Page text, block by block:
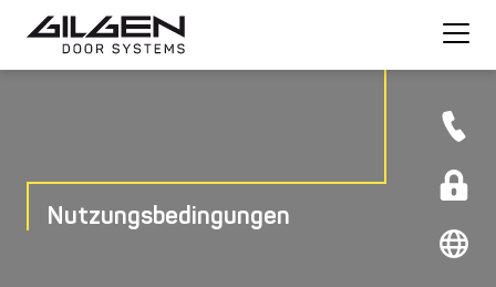
Nutzungsbedingungen